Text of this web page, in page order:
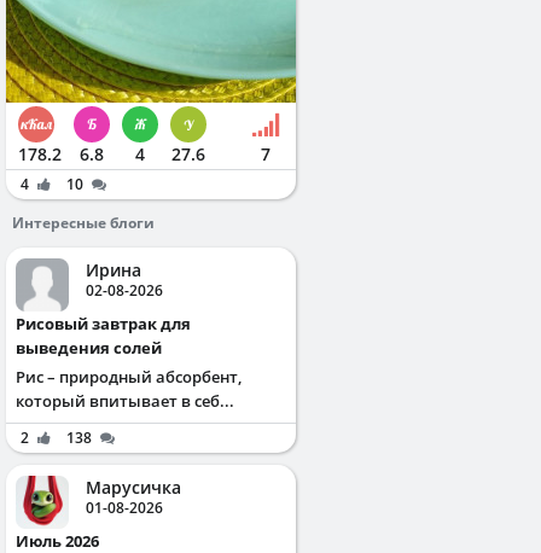
178.2 6.8 4 27.6 7
4
10
Интересные блоги
Ирина
02-08-2026
Рисовый завтрак для
выведения солей
Рис – природный абсорбент,
который впитывает в себ...
2 138
Марусичка
01-08-2026
Июль 2026